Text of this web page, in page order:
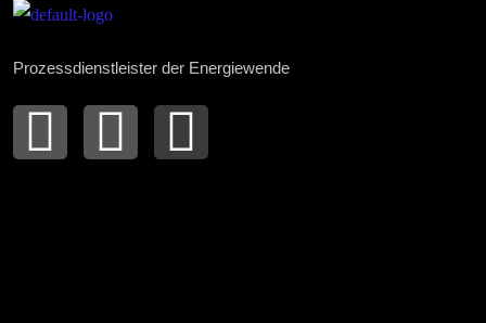
Prozessdienstleister der Energiewende